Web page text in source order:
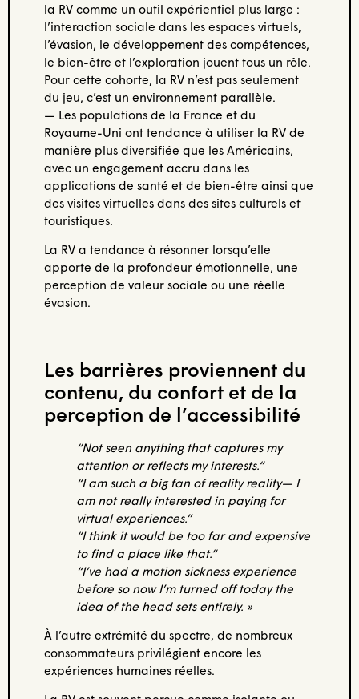
la RV comme un outil expérientiel plus large :
l’interaction sociale dans les espaces virtuels,
l’évasion, le développement des compétences,
le bien-être et l’exploration jouent tous un rôle.
Pour cette cohorte, la RV n’est pas seulement
du jeu, c’est un environnement parallèle.
— Les populations de la France et du
Royaume-Uni ont tendance à utiliser la RV de
manière plus diversifiée que les Américains,
avec un engagement accru dans les
applications de santé et de bien-être ainsi que
des visites virtuelles dans des sites culturels et
touristiques.
La RV a tendance à résonner lorsqu’elle
apporte de la profondeur émotionnelle, une
perception de valeur sociale ou une réelle
évasion.
Les barrières proviennent du
contenu, du confort et de la
perception de l’accessibilité
“Not seen anything that captures my
attention or reflects my interests.“
“I am such a big fan of reality reality— I
am not really interested in paying for
virtual experiences.”
“I think it would be too far and expensive
to find a place like that.“
“I’ve had a motion sickness experience
before so now I’m turned off today the
idea of the head sets entirely. »
À l’autre extrémité du spectre, de nombreux
consommateurs privilégient encore les
expériences humaines réelles.